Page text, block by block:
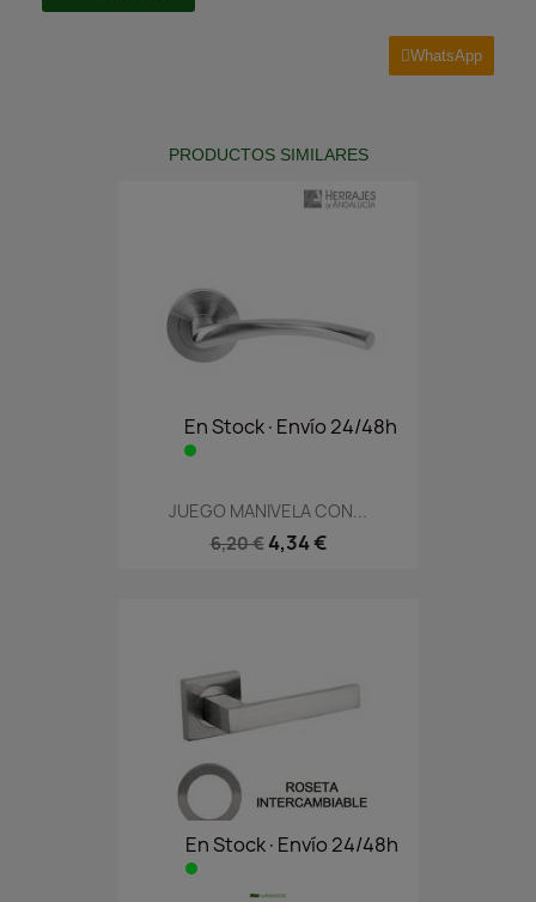
WhatsApp
PRODUCTOS SIMILARES
En Stock·Envío 24/48h
JUEGO MANIVELA CON...
6,20 € 4,34 €
En Stock·Envío 24/48h